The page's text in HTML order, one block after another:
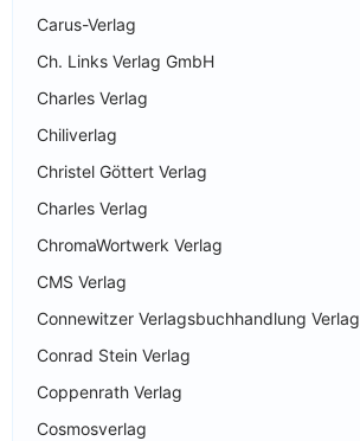
Carus-Verlag
Ch. Links Verlag GmbH
Charles Verlag
Chiliverlag
Christel Göttert Verlag
Charles Verlag
ChromaWortwerk Verlag
CMS Verlag
Connewitzer Verlagsbuchhandlung Verlag
Conrad Stein Verlag
Coppenrath Verlag
Cosmosverlag